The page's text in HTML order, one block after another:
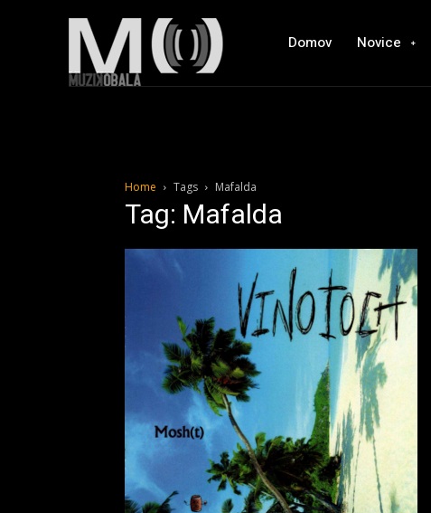
Domov Novice
Home Tags Mafalda
Tag: Mafalda